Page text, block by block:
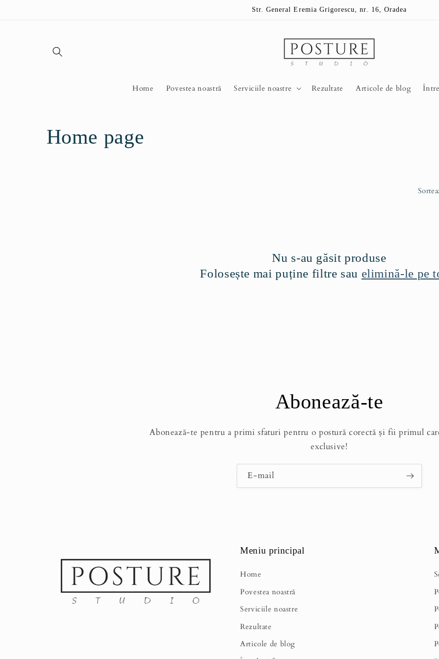
Str. General Eremia Grigorescu, nr. 16, Oradea
Home Povestea noastră Serviciile noastre Rezultate Articole de blog
C
Home page
Nu s-au găsit produse
Folosește mai puține filtre sau elimină-le pe
Abonează-te
Abonează-te pentru a primi sfaturi pentru o postură corectă și fii primul
exclusive!
E-mail
Meniu principal
Home
Povestea noastră
Serviciile noastre
Rezultate
Articole de blog